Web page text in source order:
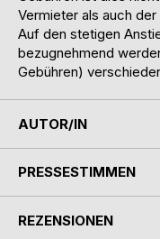
Vermieter als auch
Auf den stetigen
bezugnehmend
Gebühren)
AUTOR/IN
PRESSESTIMMEN
REZENSIONEN